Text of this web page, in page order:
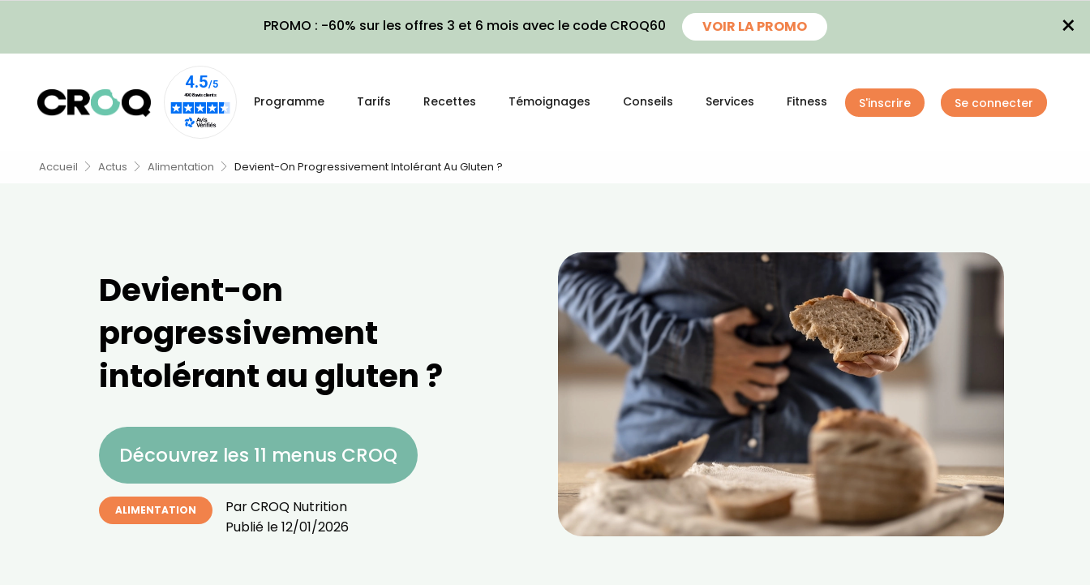
PROMO : -60% sur les offres 3 et 6 mois avec le code CROQ60 VOIR LA PROMO ×
Programme Tarifs Recettes Témoignages Conseils Services Fitness S'inscrire Se connecter
Accueil Actus Alimentation Devient-On Progressivement Intolérant Au Gluten ?
Devient-on
progressivement
intolérant au gluten ?
Découvrez les 11 menus CROQ
ALIMENTATION ParCROQ Nutrition
Publié le12/01/2026